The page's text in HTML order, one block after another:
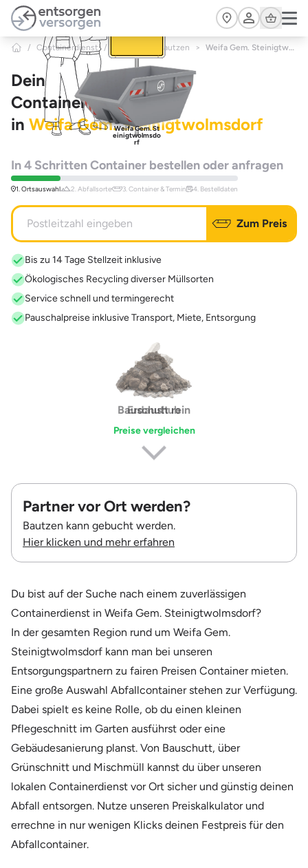
Zum Hauptinhalt springen
Cart
/ Containerdienst / Bautzen > Weifa Gem. Steinigtwolmsdorf
Dein
Containerdienst
in Weifa Gem. Steinigtwolmsdorf
Weifa Gem. St
einigtwolmsdo
rf
In 4 Schritten Container bestellen oder anfragen
1. Ortsauswahl 2. Abfallsorte 3. Container & Termin 4. Bestelldaten
Zum Preis
Bis zu 14 Tage Stellzeit inklusive
Ökologisches Recycling diverser Müllsorten
Service schnell und termingerecht
Pauschalpreise inklusive Transport, Miete, Entsorgung
Erdaushub
Preise vergleichen
Partner vor Ort werden?
Bautzen kann gebucht werden.
Hier klicken und mehr erfahren
Du bist auf der Suche nach einem zuverlässigen
Containerdienst in Weifa Gem. Steinigtwolmsdorf?
In der gesamten Region rund um Weifa Gem.
Steinigtwolmsdorf kann man bei unseren
Entsorgungspartnern zu fairen Preisen Container mieten.
Eine große Auswahl Abfallcontainer stehen zur Verfügung.
Dabei spielt es keine Rolle, ob du einen kleinen
Pflegeschnitt im Garten ausführst oder eine
Gebäudesanierung planst. Von Bauschutt, über
Grünschnitt und Mischmüll kannst du über unseren
lokalen Containerdienst vor Ort sicher und günstig deinen
Abfall entsorgen. Nutze unseren Preiskalkulator und
errechne in nur wenigen Klicks deinen Festpreis für den
Abfallcontainer.